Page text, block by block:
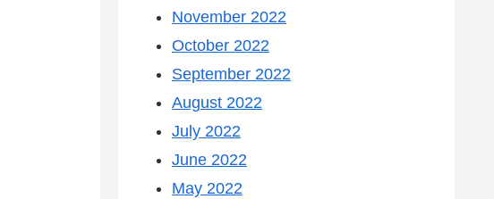
November 2022
October 2022
September 2022
August 2022
July 2022
June 2022
May 2022